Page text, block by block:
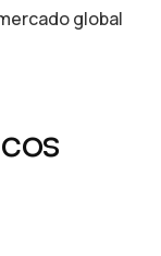
global